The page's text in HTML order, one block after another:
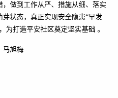
做到工作从严、措施从细、落实
状态，真正实现安全隐患“早发
为打造平安社区奠定坚实基础 。
梅